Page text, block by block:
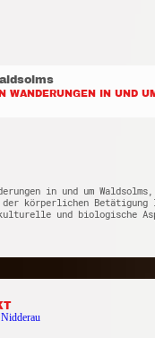
WANDERUNGEN IN UND
in und um
körperlichen Betätigung
und biologische